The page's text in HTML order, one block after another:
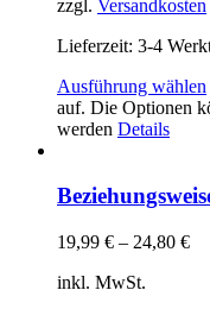
zzgl. Versandkosten
Lieferzeit: 3-4
Ausführung wählen
auf. Die Optionen
werden Details
19,99 € – 24,80 €
inkl. MwSt.